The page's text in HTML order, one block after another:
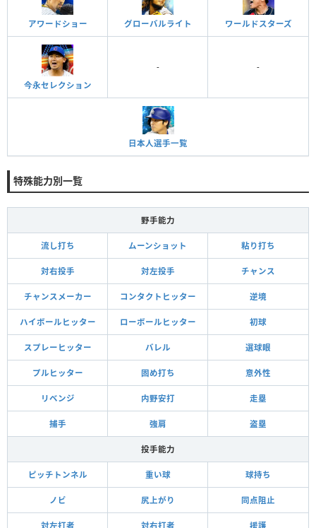
アワードショー グローバルライト ワールドスターズ
今永セレクション
- -
日本人選手一覧
特殊能力別一覧
野手能力
流し打ち ムーンショット 粘り打ち
対右投手 対左投手 チャンス
チャンスメーカー コンタクトヒッター 逆境
ハイボールヒッター ローボールヒッター 初球
スプレーヒッター バレル 選球眼
プルヒッター 固め打ち 意外性
リベンジ 内野安打 走塁
捕手 強肩 盗塁
投手能力
ピッチトンネル 重い球 球持ち
ノビ 尻上がり 同点阻止
対左打者 対右打者 援護